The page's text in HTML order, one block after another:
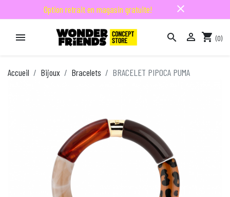
Option retrait en magasin gratuite! close
   shopping_cart (0)
Accueil Bijoux Bracelets BRACELET PIPOCA PUMA